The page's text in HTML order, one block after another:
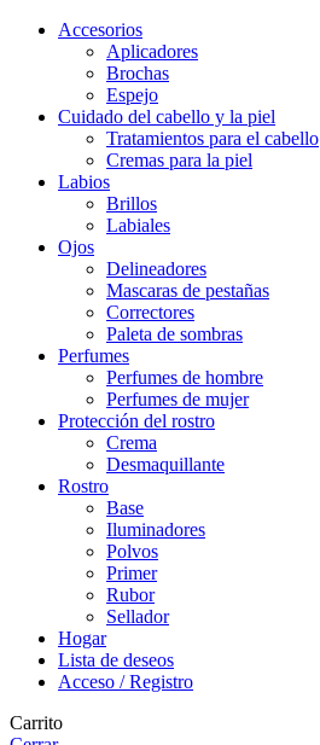
Accesorios
Aplicadores
Brochas
Espejo
Cuidado del cabello y la piel
Tratamientos para el cabello
Cremas para la piel
Labios
Brillos
Labiales
Ojos
Delineadores
Mascaras de pestañas
Correctores
Paleta de sombras
Perfumes
Perfumes de hombre
Perfumes de mujer
Protección del rostro
Crema
Desmaquillante
Rostro
Base
Iluminadores
Polvos
Primer
Rubor
Sellador
Hogar
Lista de deseos
Acceso / Registro
Carrito